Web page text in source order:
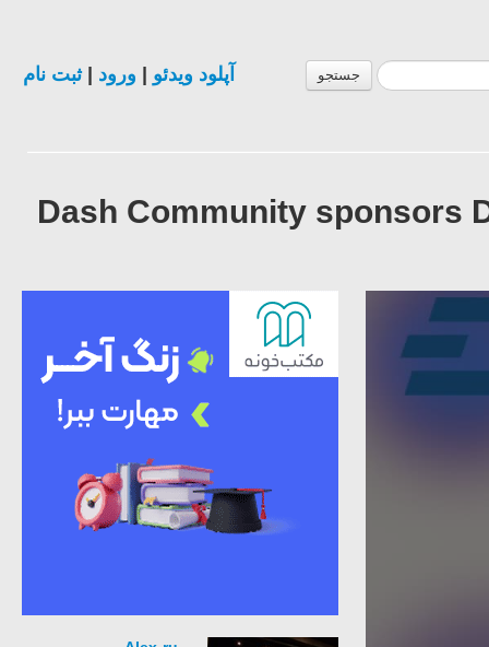
جستجو آپلود ویدئو| ورود| ثبت نام
Dash Community sponsors